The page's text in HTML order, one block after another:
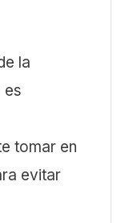
la
es
tomar en
evitar